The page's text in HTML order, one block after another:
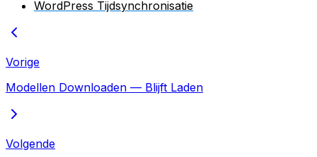
WordPress Tijdsynchronisatie
Vorige
Modellen Downloaden — Blijft Laden
Volgende